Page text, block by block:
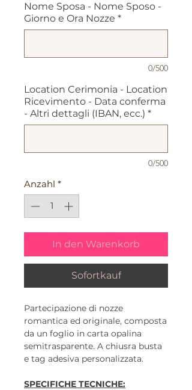
Nome Sposa - Nome Sposo -
Giorno e Ora Nozze *
0/500
Location Cerimonia - Location
Ricevimento - Data conferma
- Altri dettagli (IBAN, ecc.) *
0/500
Anzahl *
In den Warenkorb
Sofortkauf
Partecipazione di nozze
romantica ed originale, composta
da un foglio in carta opalina
semitrasparente. A chiusra busta
e tag adesiva personalizzata.
SPECIFICHE TECNICHE: